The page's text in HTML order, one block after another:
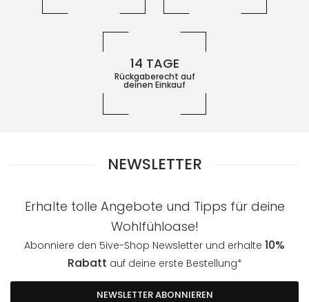
14 TAGE
Rückgaberecht auf
deinen Einkauf
NEWSLETTER
Erhalte tolle Angebote und Tipps für deine
Wohlfühloase!
Abonniere den 5ive-Shop Newsletter und erhalte 10%
Rabatt auf deine erste Bestellung*
NEWSLETTER ABONNIEREN